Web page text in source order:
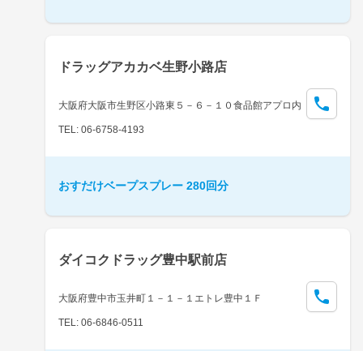
ドラッグアカカベ生野小路店
大阪府大阪市生野区小路東５－６－１０食品館アプロ内
TEL: 06-6758-4193
おすだけベープスプレー 280回分
ダイコクドラッグ豊中駅前店
大阪府豊中市玉井町１－１－１エトレ豊中１Ｆ
TEL: 06-6846-0511